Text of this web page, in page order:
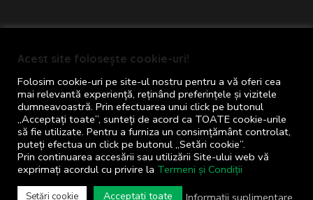
Toate drepturile rezervate
Termeni și Condiții
Concept realizat de Big Media Relații Publice
SRL
S.O.S.pentru administrația publică
locală
Acest site folosește cookie-uri!
Folosim cookie-uri pe site-ul nostru pentru a vă oferi cea
mai relevantă experiență, reținând preferințele și vizitele
dumneavoastră. Prin efectuarea unui click pe butonul
„Acceptați toate”, sunteți de acord ca TOATE cookie-urile
să fie utilizate. Pentru a furniza un consimțământ controlat,
puteți efectua un click pe butonul „Setări cookie”.
Prin continuarea accesării sau utilizării Site-ului web vă
exprimați acordul cu privire la Termeni și Condiții
Setări cookie Acceptați toate Informații suplimentare